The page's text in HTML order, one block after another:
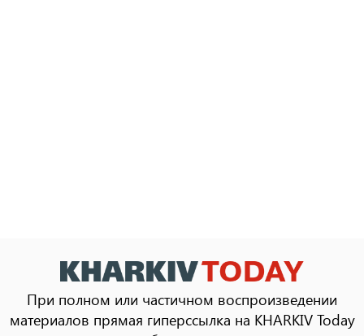
При полном или частичном воспроизведении
материалов прямая гиперссылка на KHARKIV Today